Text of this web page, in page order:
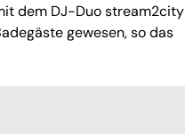
dem DJ-Duo stream2city
gewesen, so das